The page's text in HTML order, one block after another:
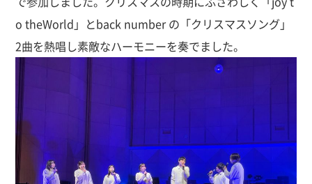
o theWorld」とback number の「クリスマスソング」
2曲を熱唱し素敵なハーモニーを奏でました。